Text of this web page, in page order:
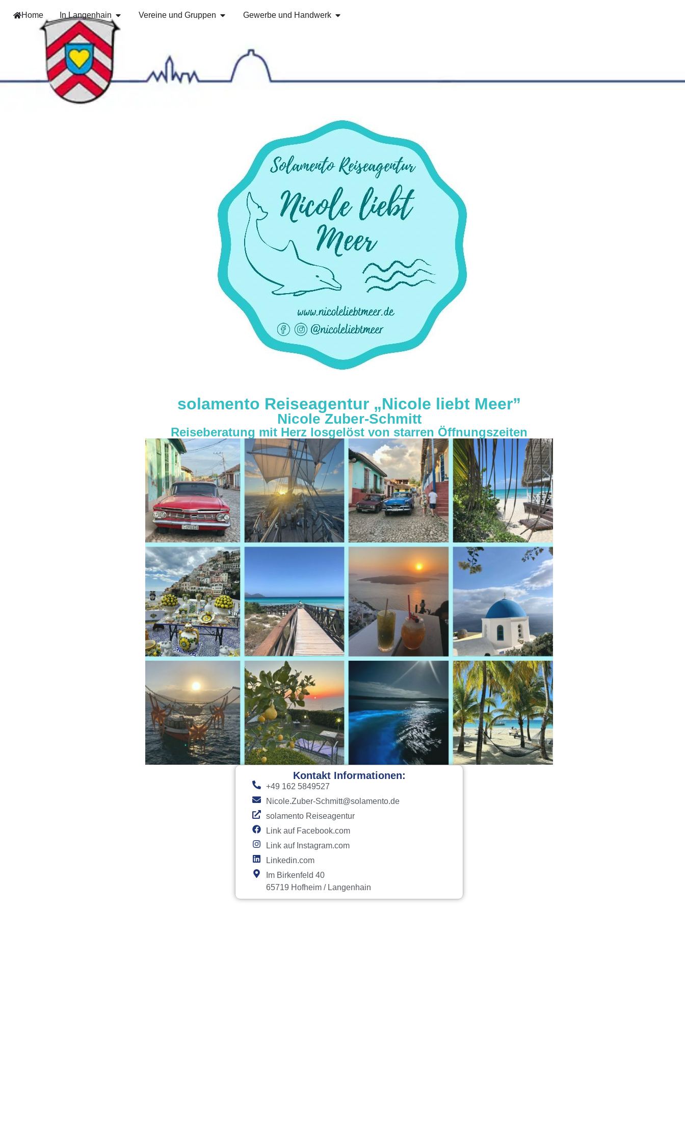
Home In Langenhain Vereine und Gruppen Gewerbe und Handwerk
solamento Reiseagentur „Nicole liebt Meer”
Nicole Zuber-Schmitt
Reiseberatung mit Herz losgelöst von starren Öffnungszeiten
Kontakt Informationen:
+49 162 5849527
Nicole.Zuber-Schmitt@solamento.de
solamento Reiseagentur
Link auf Facebook.com
Link auf Instagram.com
Linkedin.com
Im Birkenfeld 40
65719 Hofheim / Langenhain